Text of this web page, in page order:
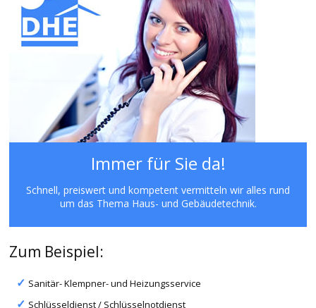
Immer für Sie da!
Schnell, preiswert und kompetent vermitteln wir alles rund
um das Thema Haus- und Gebäudetechnik.
Zum Beispiel:
Sanitär- Klempner- und Heizungsservice
Schlüsseldienst / Schlüsselnotdienst